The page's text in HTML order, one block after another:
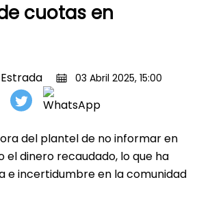
cuotas en
03 Abril 2025, 15:00
del plantel de no informar en
el dinero recaudado, lo que ha
e incertidumbre en la comunidad